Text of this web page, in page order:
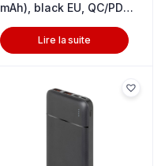
mAh), black EU, QC/PD
Lire la suite